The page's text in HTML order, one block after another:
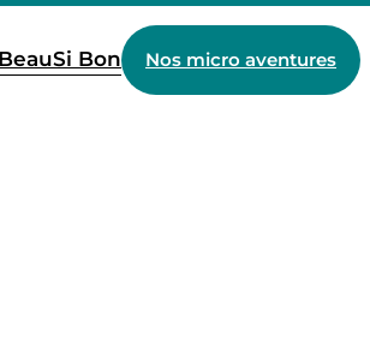
Si Bon Nos micro aventures